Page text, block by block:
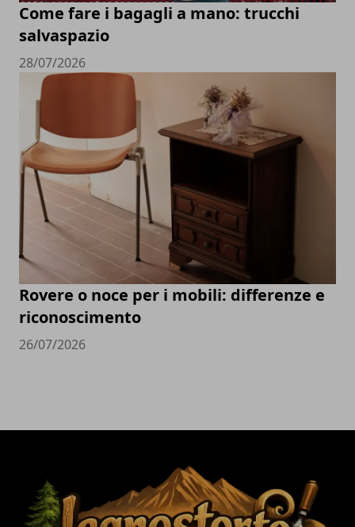
Come fare i bagagli a mano: trucchi
salvaspazio
28/07/2026
Rovere o noce per i mobili: differenze e
riconoscimento
26/07/2026